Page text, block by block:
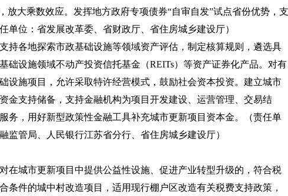
放大乘数效应。发挥地方政府专项债券“自审自发”试点省份优势，支
任单位：省发展改革委、省财政厅、省住房城乡建设厅）
支持各地探索市政基础设施等领域资产评估，制定核算规则，遴选具
础设施领域不动产投资信托基金（REITs）等资产证券化产品。对有
设施项目，允许采取特许经营模式，鼓励社会资本投资。建立城市
金支持储备，支持金融机构为项目开发建设、运营管理、交易结
务，用好新型政策性金融工具补充城市更新项目资本金。
（责任单
监管局、人民银行江苏省分行、省住房城乡建设厅）
对在城市更新项目中提供公益性设施、促进产业转型升级的，符合税
条件的城中村改造项目，适用现行棚户区改造有关税费支持政策，